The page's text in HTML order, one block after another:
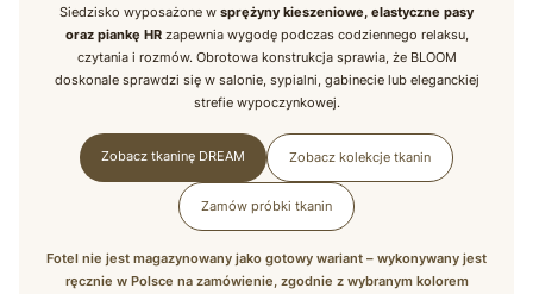
Siedzisko wyposażone w sprężyny kieszeniowe, elastyczne pasy
oraz piankę HRzapewnia wygodę podczas codziennego relaksu,
czytania i rozmów. Obrotowa konstrukcja sprawia, że BLOOM
doskonale sprawdzi się w salonie, sypialni, gabinecie lub eleganckiej
strefie wypoczynkowej.
Zobacz tkaninę DREAM Zobacz kolekcje tkanin
Zamów próbki tkanin
Fotel nie jest magazynowany jako gotowy wariant – wykonywany jest
ręcznie w Polsce na zamówienie, zgodnie z wybranym kolorem